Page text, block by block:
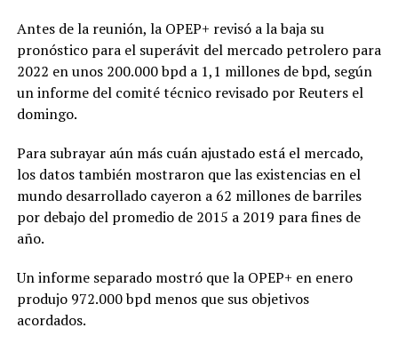
Antes de la reunión, la OPEP+ revisó a la baja su
pronóstico para el superávit del mercado petrolero para
2022 en unos 200.000 bpd a 1,1 millones de bpd, según
un informe del comité técnico revisado por Reuters el
domingo.
Para subrayar aún más cuán ajustado está el mercado,
los datos también mostraron que las existencias en el
mundo desarrollado cayeron a 62 millones de barriles
por debajo del promedio de 2015 a 2019 para fines de
año.
Un informe separado mostró que la OPEP+ en enero
produjo 972.000 bpd menos que sus objetivos
acordados.